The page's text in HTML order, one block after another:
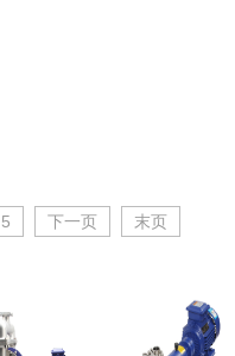
5 下一页 末页